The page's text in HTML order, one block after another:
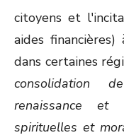
citoyens et
aides
dans certaines
consolidation
renaissance
spirituelles et